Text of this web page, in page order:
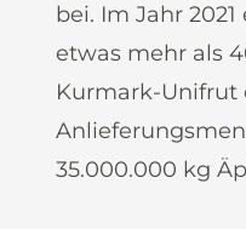
bei. Im Jahr
etwas mehr als
Kurmark-Unifrut
35.000.000 kg